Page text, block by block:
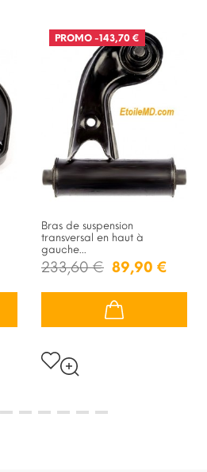
PROMO -143,70 €
Bras de suspension
transversal en haut à
gauche...
233,60 € 89,90 €